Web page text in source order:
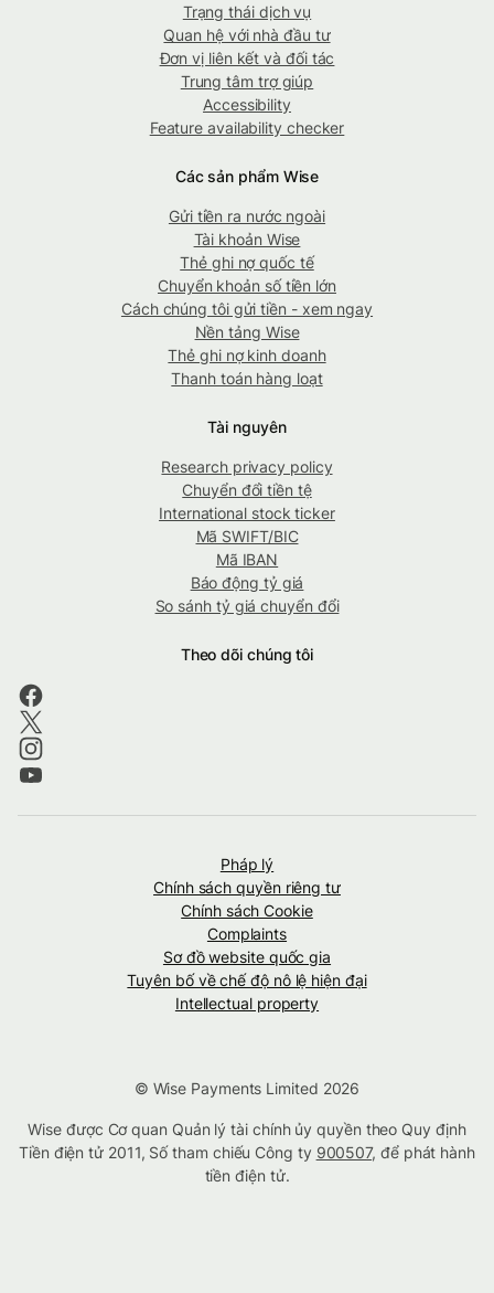
Trạng thái dịch vụ
Quan hệ với nhà đầu tư
Đơn vị liên kết và đối tác
Trung tâm trợ giúp
Accessibility
Feature availability checker
Các sản phẩm Wise
Gửi tiền ra nước ngoài
Tài khoản Wise
Thẻ ghi nợ quốc tế
Chuyển khoản số tiền lớn
Cách chúng tôi gửi tiền - xem ngay
Nền tảng Wise
Thẻ ghi nợ kinh doanh
Thanh toán hàng loạt
Tài nguyên
Research privacy policy
Chuyển đổi tiền tệ
International stock ticker
Mã SWIFT/BIC
Mã IBAN
Báo động tỷ giá
So sánh tỷ giá chuyển đổi
Theo dõi chúng tôi
Pháp lý
Chính sách quyền riêng tư
Chính sách Cookie
Complaints
Sơ đồ website quốc gia
Tuyên bố về chế độ nô lệ hiện đại
Intellectual property
© Wise Payments Limited 2026
Wise được Cơ quan Quản lý tài chính ủy quyền theo Quy định
Tiền điện tử 2011, Số tham chiếu Công ty 900507, để phát hành
tiền điện tử.